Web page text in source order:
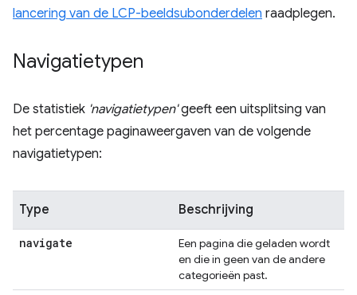
lancering van de LCP-beeldsubonderdelen raadplegen.
Navigatietypen
De statistiek 'navigatietypen'geeft een uitsplitsing van
het percentage paginaweergaven van de volgende
navigatietypen:
Type Beschrijving
navigate
Een pagina die geladen wordt
en die in geen van de andere
categorieën past.